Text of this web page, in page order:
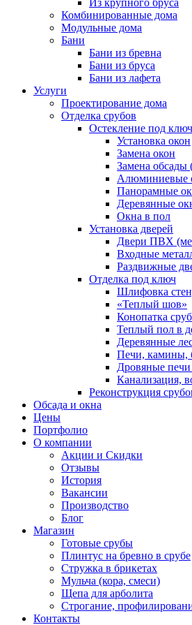
Из крупного бруса
Комбинированные дома
Модульные дома
Бани
Бани из бревна
Бани из бруса
Бани из лафета
Услуги
Проектирование дома
Отделка срубов
Остекление под ключ
Установка окон
Замена окон
Замена обсады
Алюминиевые
Панорамные
Деревянные
Окна в пол
Установка дверей
Двери ПВХ
Входные
Раздвижные
Отделка под ключ
Шлифовка
«Теплый шов»
Конопатка
Теплый пол в
Деревянные
Печи, камины,
Дровяные печи
Канализация,
Реконструкция
Обсада и окна
Цены
Портфолио
О компании
Акции и Скидки
Отзывы
История
Вакансии
Производство
Блог
Магазин
Готовые срубы
Плинтус на бревно в срубе
Стружка в брикетах
Мульча (кора, смеси)
Щепа для арболита
Строгание,
Контакты